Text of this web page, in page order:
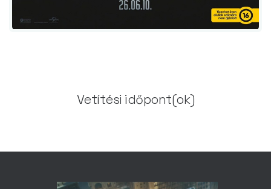
Vetítési időpont(ok)